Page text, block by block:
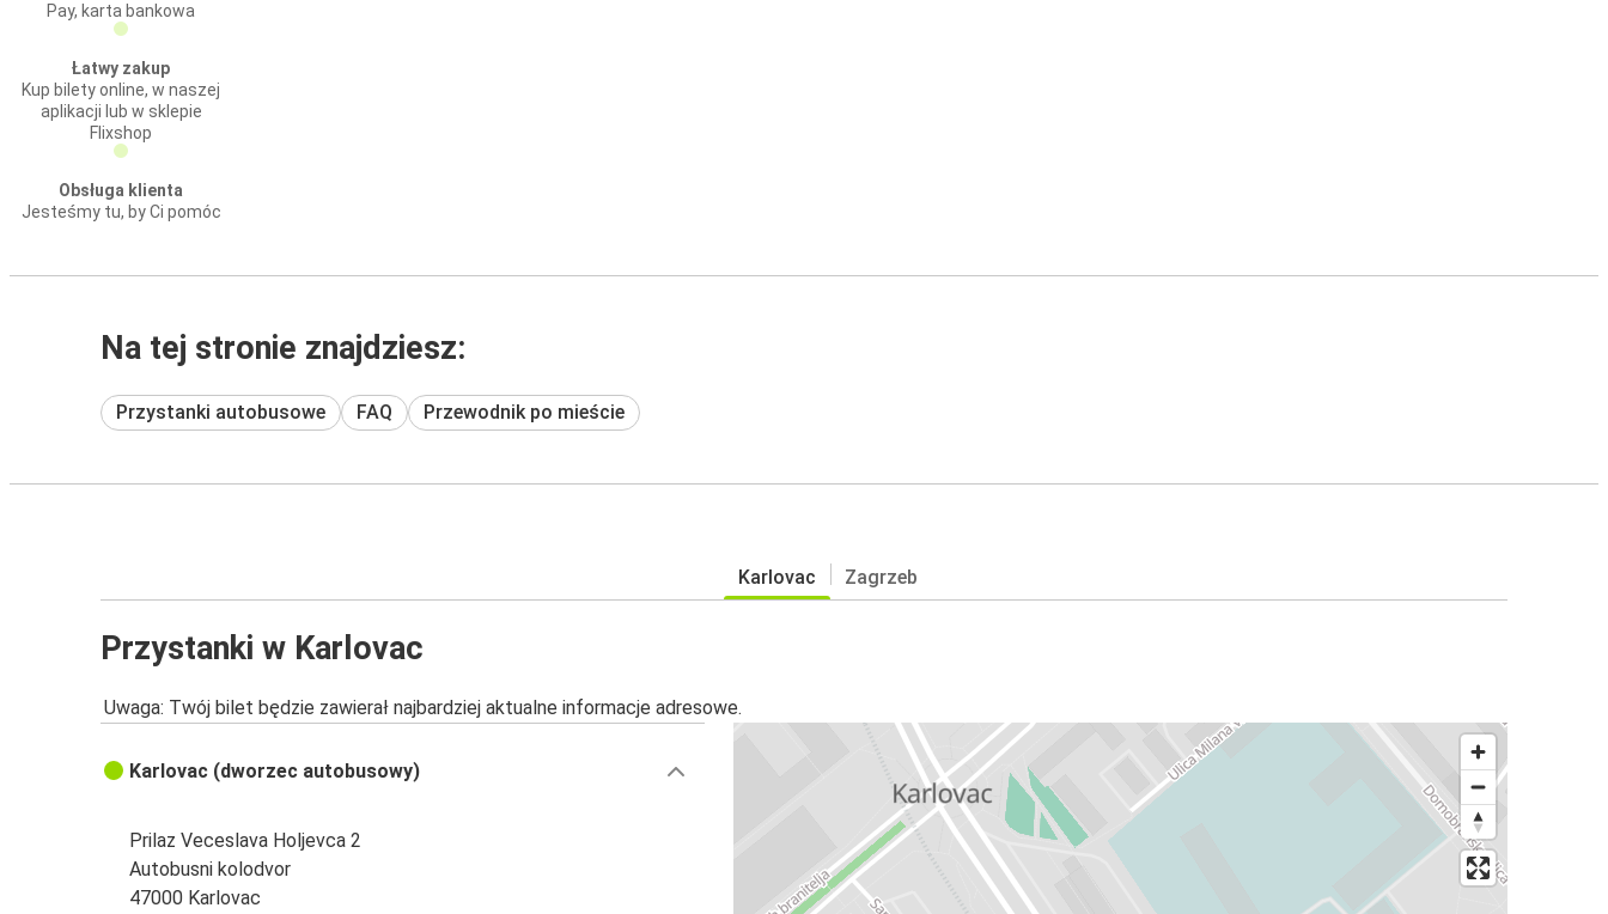
Pay, karta bankowa
Łatwy zakup
Kup bilety online, w naszej
aplikacji lub w sklepie
Flixshop
Obsługa klienta
Jesteśmy tu, by Ci pomóc
Na tej stronie znajdziesz:
Przystanki autobusowe FAQ Przewodnik po mieście
Karlovac Zagrzeb
Przystanki w Karlovac
Uwaga: Twój bilet będzie zawierał najbardziej aktualne informacje adresowe.
Karlovac (dworzec autobusowy)
Prilaz Veceslava Holjevca 2
Autobusni kolodvor
47000 Karlovac